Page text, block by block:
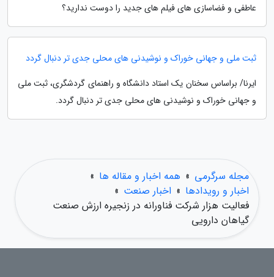
عاطفی و فضاسازی های فیلم های جدید را دوست ندارید؟
ثبت ملی و جهانی خوراک و نوشیدنی های محلی جدی تر دنبال گردد
ایرنا/ براساس سخنان یک استاد دانشگاه و راهنمای گردشگری، ثبت ملی
و جهانی خوراک و نوشیدنی های محلی جدی تر دنبال گردد.
مجله سرگرمی » همه اخبار و مقاله ها »
اخبار و رویدادها » اخبار صنعت »
فعالیت هزار شرکت فناورانه در زنجیره ارزش صنعت
گیاهان دارویی